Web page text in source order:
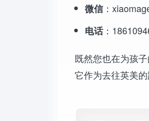
微信：
电话：
既然您也在为孩
它作为去往英美的